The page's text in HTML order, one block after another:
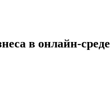
в онлайн-среде